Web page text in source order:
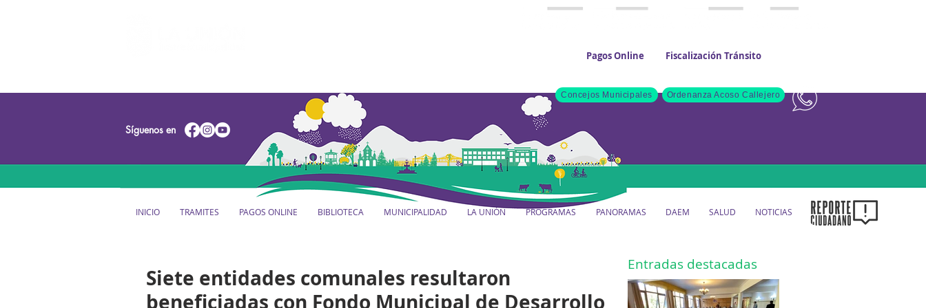
Pagos Online Fiscalización Tránsito
Concejos Municipales
Síguenos en
INICIO TRAMITES PAGOS ONLINE BIBLIOTECA MUNICIPALIDAD LA UNIÓN PROGRAMAS PANORAMAS DAEM SALUD NOTICIAS
Ordenanza Acoso Callejero
Siete entidades comunales resultaron
beneficiadas con Fondo Municipal de Desarrollo
Entradas destacadas